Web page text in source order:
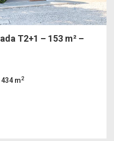
T2+1 – 153 m² –
434 m2